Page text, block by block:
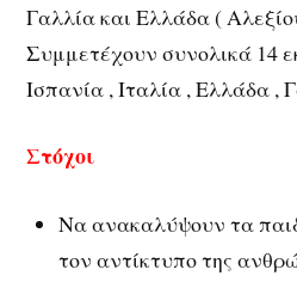
Γαλλία και Ελλάδα (
Συμμετέχουν συνολικά 14
Ισπανία , Ιταλία , Ελλάδα ,
Στόχοι
Να ανακαλύψουν τα
τον αντίκτυπο της